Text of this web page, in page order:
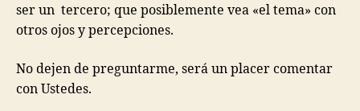
ser un tercero; que posiblemente vea «el tema» con
otros ojos y percepciones.
No dejen de preguntarme, será un placer comentar
con Ustedes.